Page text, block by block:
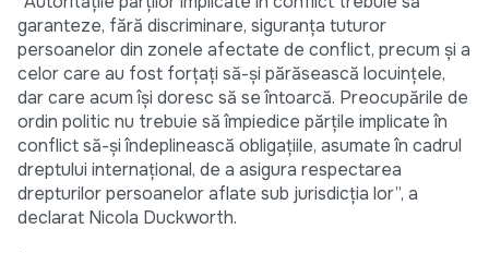
garanteze, fără discriminare, siguranţa tuturor
persoanelor din zonele afectate de conflict, precum şi a
celor care au fost forţaţi să-şi părăsească locuinţele,
dar care acum îşi doresc să se întoarcă. Preocupările de
ordin politic nu trebuie să împiedice părţile implicate în
conflict să-şi îndeplinească obligaţiile, asumate în cadrul
dreptului internaţional, de a asigura respectarea
drepturilor persoanelor aflate sub jurisdicţia lor”, a
declarat Nicola Duckworth.